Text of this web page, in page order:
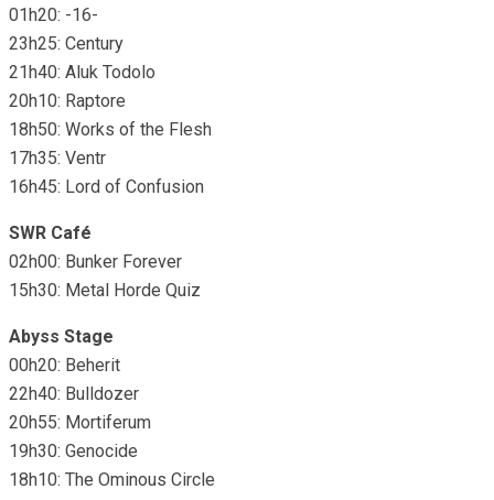
01h20: -16-
23h25: Century
21h40: Aluk Todolo
20h10: Raptore
18h50: Works of the Flesh
17h35: Ventr
16h45: Lord of Confusion
SWR Café
02h00: Bunker Forever
15h30: Metal Horde Quiz
Abyss Stage
00h20: Beherit
22h40: Bulldozer
20h55: Mortiferum
19h30: Genocide
18h10: The Ominous Circle